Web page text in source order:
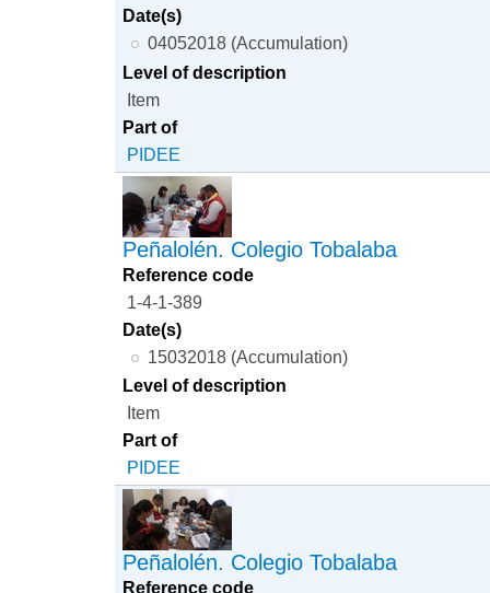
Date(s)
04052018 (Accumulation)
Level of description
Item
Part of
PIDEE
Peñalolén. Colegio Tobalaba
Reference code
1-4-1-389
Date(s)
15032018 (Accumulation)
Level of description
Item
Part of
PIDEE
Peñalolén. Colegio Tobalaba
Reference code